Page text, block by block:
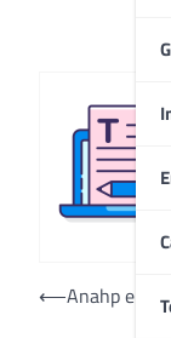
Navegação
⟵Anahp e